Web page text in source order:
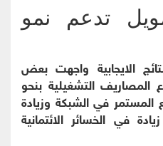
تدعم نمو
الايجابية واجهت بعض
المصاريف التشغيلية بنحو
المستمر في الشبكة وزيادة
في الخسائر الائتمانية